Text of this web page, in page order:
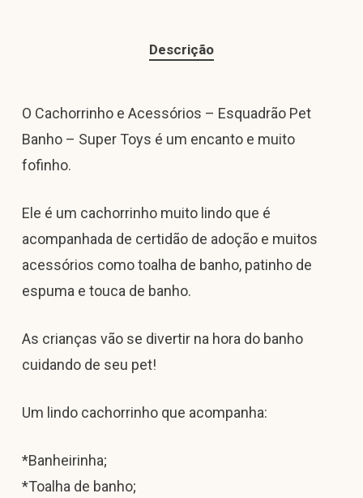
Descrição
O Cachorrinho e Acessórios – Esquadrão Pet
Banho – Super Toys é um encanto e muito
fofinho.
Ele é um cachorrinho muito lindo que é
acompanhada de certidão de adoção e muitos
acessórios como toalha de banho, patinho de
espuma e touca de banho.
As crianças vão se divertir na hora do banho
cuidando de seu pet!
Um lindo cachorrinho que acompanha:
*Banheirinha;
*Toalha de banho;